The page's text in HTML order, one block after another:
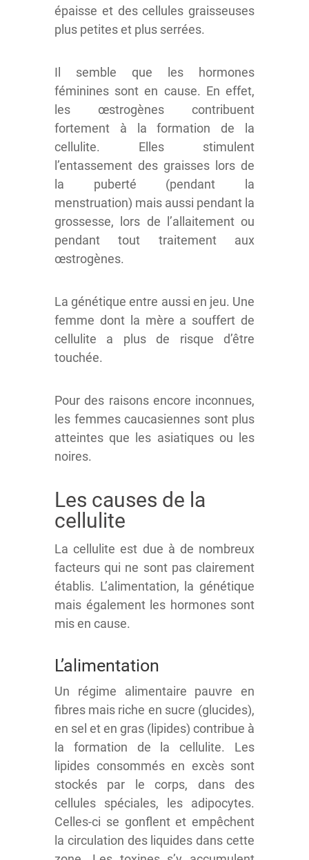
épaisse et des cellules graisseuses
plus petites et plus serrées.
Il semble que les hormones
féminines sont en cause. En effet,
les œstrogènes contribuent
fortement à la formation de la
cellulite. Elles stimulent
l’entassement des graisses lors de
la puberté (pendant la
menstruation) mais aussi pendant la
grossesse, lors de l’allaitement ou
pendant tout traitement aux
œstrogènes.
La génétique entre aussi en jeu. Une
femme dont la mère a souffert de
cellulite a plus de risque d’être
touchée.
Pour des raisons encore inconnues,
les femmes caucasiennes sont plus
atteintes que les asiatiques ou les
noires.
Les causes de la
cellulite
La cellulite est due à de nombreux
facteurs qui ne sont pas clairement
établis. L’alimentation, la génétique
mais également les hormones sont
mis en cause.
L’alimentation
Un régime alimentaire pauvre en
fibres mais riche en sucre (glucides),
en sel et en gras (lipides) contribue à
la formation de la cellulite. Les
lipides consommés en excès sont
stockés par le corps, dans des
cellules spéciales, les adipocytes.
Celles-ci se gonflent et empêchent
la circulation des liquides dans cette